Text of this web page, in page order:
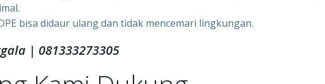
bisa didaur ulang dan tidak mencemari lingkungan.
| 081333273305